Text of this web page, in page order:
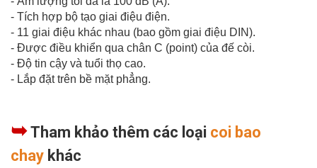
- Tích hợp bộ tạo giai điệu điện.
- 11 giai điệu khác nhau (bao gồm giai điệu DIN).
- Được điều khiển qua chân C (point) của đế còi.
- Độ tin cậy và tuổi thọ cao.
- Lắp đặt trên bề mặt phẳng.
➥Tham khảo thêm các loại coi bao
chay khác